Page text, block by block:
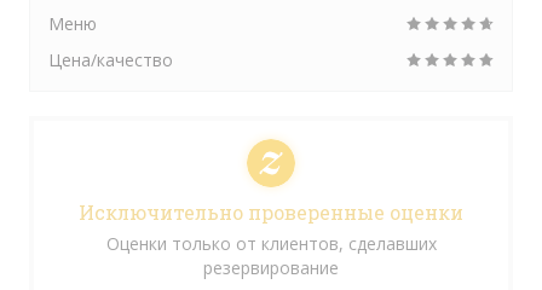
Меню
Цена/качество
Исключительно проверенные оценки
Оценки только от клиентов, сделавших
резервирование